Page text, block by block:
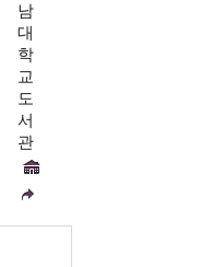
남
대
학
교
도
서
관